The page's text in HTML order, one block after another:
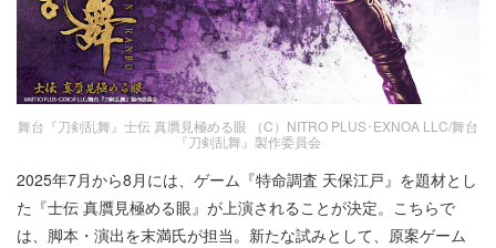
舞台『刀剣乱舞』士伝 真贋見極める眼 （C）NITRO PLUS･EXNOA LLC/舞台
『刀剣乱舞』製作委員会
2025年7月から8月には、ゲーム『特命調査 天保江戸』を題材とし
た『士伝 真贋見極める眼』が上演されることが決定。こちらで
は、脚本・演出を末満氏が担当。新たな試みとして、原案ゲーム